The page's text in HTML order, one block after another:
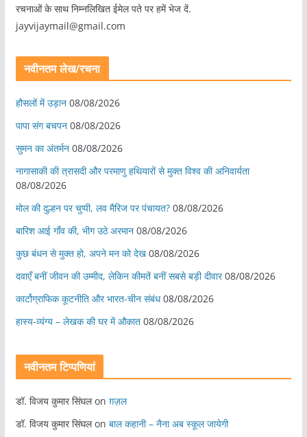
रचनाओं के साथ निम्नलिखित ईमेल पते पर हमें भेज दें.
jayvijaymail@gmail.com
नवीनतम लेख/रचना
हौसलों में उड़ान 08/08/2026
पापा संग बचपन 08/08/2026
सुमन का अंतर्मन 08/08/2026
नागासाकी की त्रासदी और परमाणु हथियारों से मुक्त विश्व की अनिवार्यता
08/08/2026
मोल की दुल्हन पर चुप्पी, लव मैरिज पर पंचायत? 08/08/2026
बारिश आई गाँव की, भीग उठे अरमान 08/08/2026
कुछ बंधन से मुक्त हो, अपने मन को देख 08/08/2026
दवाएँ बनीं जीवन की उम्मीद, लेकिन कीमतें बनीं सबसे बड़ी दीवार 08/08/2026
कार्टोग्राफिक कूटनीति और भारत-चीन संबंध 08/08/2026
हास्य-व्यंग्य – लेखक की घर में औकात 08/08/2026
नवीनतम टिप्पणियां
डॉ. विजय कुमार सिंघलon ग़ज़ल
डॉ. विजय कुमार सिंघलon बाल कहानी – नैना अब स्कूल जायेगी